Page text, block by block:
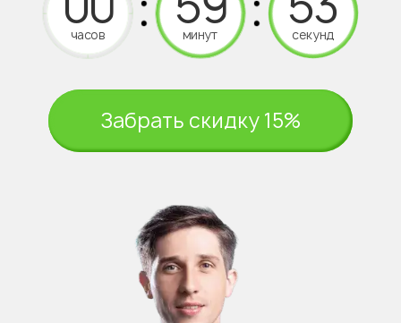
часов минут секунд
Забрать скидку 15%